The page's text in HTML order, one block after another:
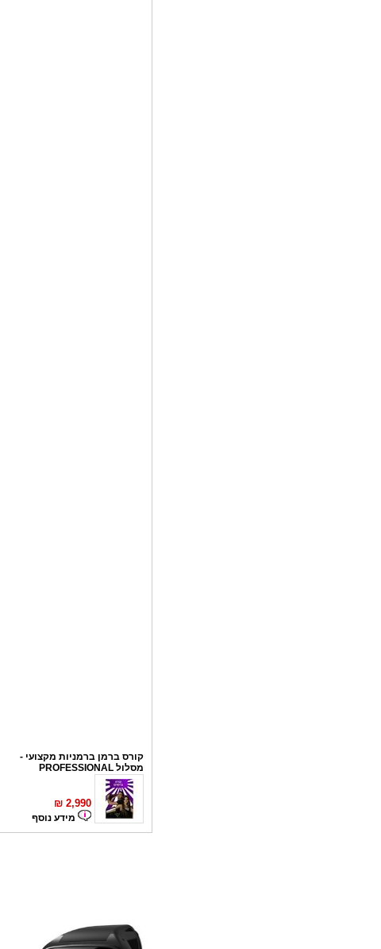
מסלול PROFESSIONAL
2,990
מידע נוסף
לחברות